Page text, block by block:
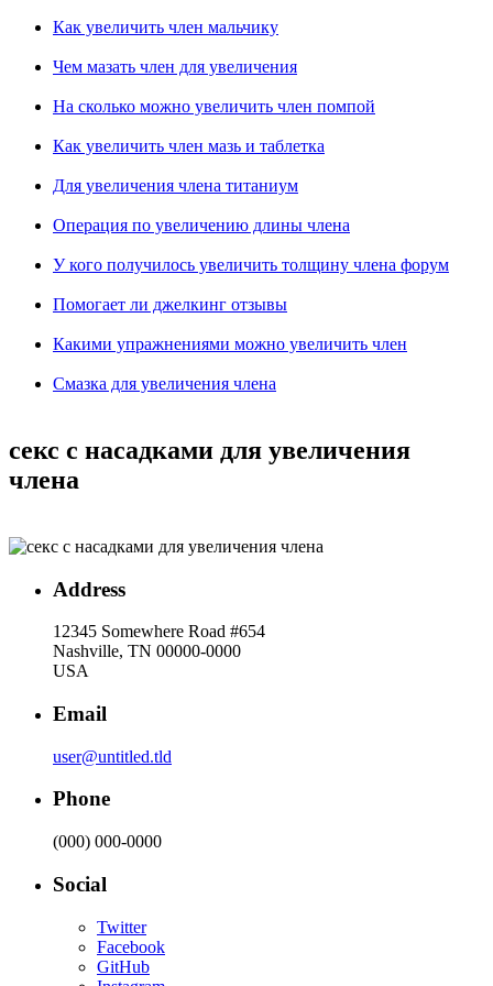
Как увеличить член мальчику
Чем мазать член для увеличения
На сколько можно увеличить член помпой
Как увеличить член мазь и таблетка
Для увеличения члена титаниум
Операция по увеличению длины члена
У кого получилось увеличить толщину члена форум
Помогает ли джелкинг отзывы
Какими упражнениями можно увеличить член
Смазка для увеличения члена
секс с насадками для увеличения
члена
Address
12345 Somewhere Road #654
Nashville, TN 00000-0000
USA
Email
user@untitled.tld
Phone
(000) 000-0000
Social
Twitter
Facebook
GitHub